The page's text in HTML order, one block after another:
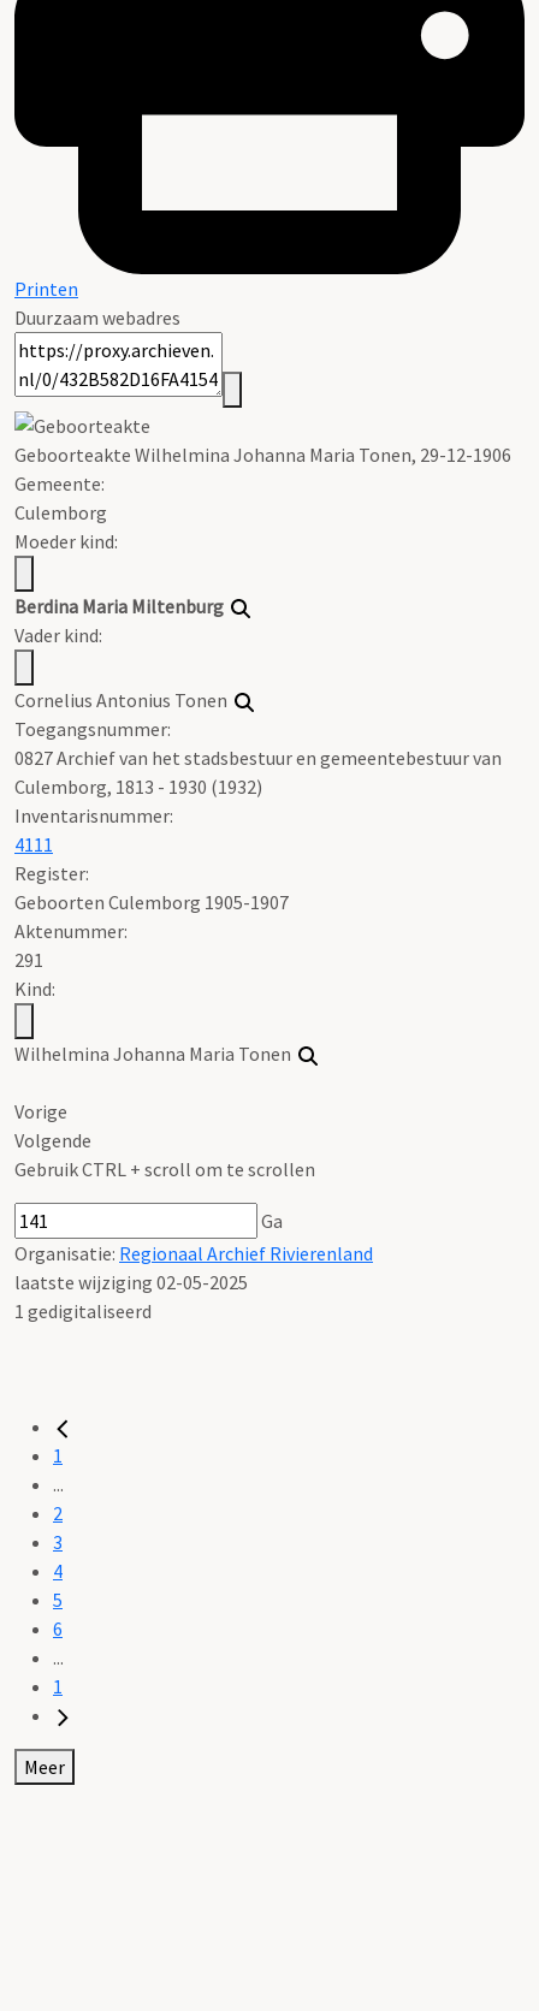
Printen
Duurzaam webadres
Geboorteakte Wilhelmina Johanna Maria Tonen, 29-12-1906
Gemeente:
Culemborg
Moeder kind:
Berdina Maria Miltenburg
Vader kind:
Cornelius Antonius Tonen
Toegangsnummer:
0827 Archief van het stadsbestuur en gemeentebestuur van
Culemborg, 1813 - 1930 (1932)
Inventarisnummer:
4111
Register:
Geboorten Culemborg 1905-1907
Aktenummer:
291
Kind:
Wilhelmina Johanna Maria Tonen
Vorige
Volgende
Gebruik CTRL + scroll om te scrollen
Ga
Organisatie: Regionaal Archief Rivierenland
laatste wijziging 02-05-2025
1 gedigitaliseerd
1
...
2
3
4
5
6
...
1
Meer